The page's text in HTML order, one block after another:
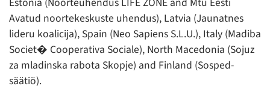
Avatud noortekeskuste uhendus), Latvia (Jaunatnes
lideru koalicija), Spain (Neo Sapiens S.L.U.), Italy (Madiba
Societ� Cooperativa Sociale), North Macedonia (Sojuz
za mladinska rabota Skopje) and Finland (Sosped-
säätiö).